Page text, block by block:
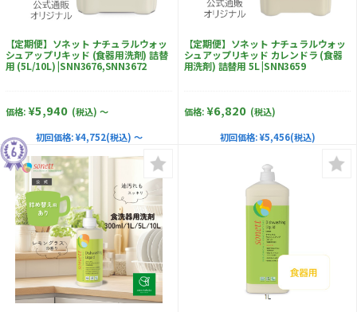
【定期便】ソネット ナチュラルウォッ
シュアップリキッド (食器用洗剤) 詰替
用 (5L/10L) |SNN3676,SNN3672
価格: ¥5,940 (税込) ～
初回価格: ¥4,752(税込) ～
【定期便】ソネット ナチュラルウォッ
シュアップリキッド カレンドラ (食器
用洗剤) 詰替用 5L |SNN3659
価格: ¥6,820 (税込)
初回価格: ¥5,456(税込)